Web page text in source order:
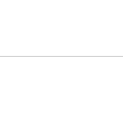
Skirts